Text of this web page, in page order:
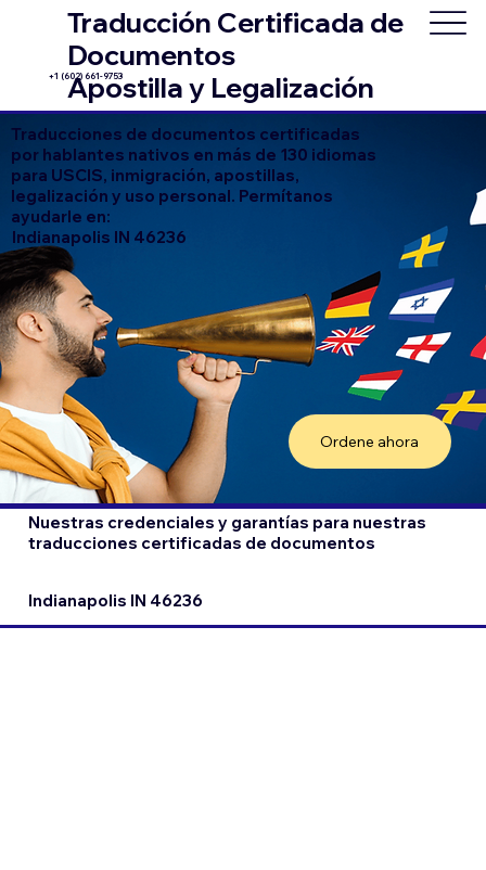
Traducción Certificada de
Documentos
Apostilla y Legalización
+1 (602) 661-9753
Traducciones de documentos certificadas
por hablantes nativos en más de 130 idiomas
para USCIS, inmigración, apostillas,
legalización y uso personal. Permítanos
ayudarle en:
Indianapolis IN 46236
Ordene ahora
Nuestras credenciales y garantías para nuestras
traducciones certificadas de documentos
Indianapolis IN 46236